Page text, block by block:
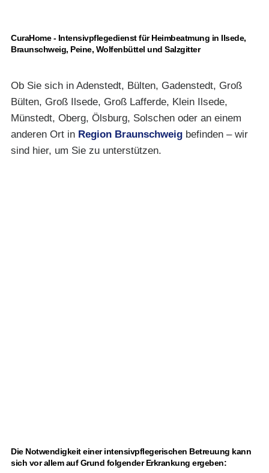
CuraHome - Intensivpflegedienst für Heimbeatmung in Ilsede,
Braunschweig, Peine, Wolfenbüttel und Salzgitter
Ob Sie sich in Adenstedt, Bülten, Gadenstedt, Groß
Bülten, Groß Ilsede, Groß Lafferde, Klein Ilsede,
Münstedt, Oberg, Ölsburg, Solschen oder an einem
anderen Ort in Region Braunschweig befinden – wir
sind hier, um Sie zu unterstützen.
Die Notwendigkeit einer intensivpflegerischen Betreuung kann
sich vor allem auf Grund folgender Erkrankung ergeben: